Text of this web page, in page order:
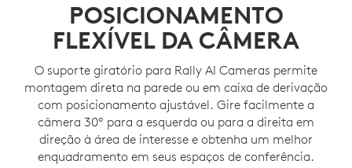
POSICIONAMENTO
FLEXÍVEL DA CÂMERA
O suporte giratório para Rally AI Cameras permite
montagem direta na parede ou em caixa de derivação
com posicionamento ajustável. Gire facilmente a
câmera 30º para a esquerda ou para a direita em
direção à área de interesse e obtenha um melhor
enquadramento em seus espaços de conferência.